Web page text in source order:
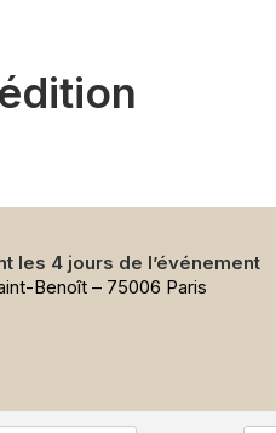
les 4 jours de l’événement
Benoît – 75006 Paris